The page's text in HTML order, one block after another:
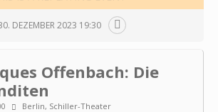
DEZEMBER 2023 19:30
Offenbach: Die
Berlin, Schiller-Theater